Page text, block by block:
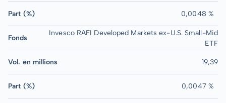
Part (%) 0,0048 %
Fonds
Invesco RAFI Developed Markets ex-U.S. Small-Mid
ETF
Vol. en millions 19,39
Part (%) 0,0047 %